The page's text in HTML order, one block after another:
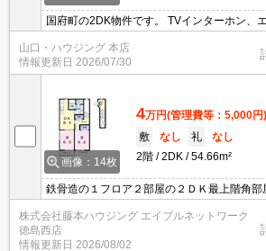
国府町の2DK物件です。 TVインターホン、
場、温水洗浄便座あります！ 是非一度お気
い。 お待ちしております。
山口・ハウジング 本店
情報更新日 2026/07/30
画像：14枚
4万円(管理費等：5,000円)
敷
なし 礼
なし
2階
2DK 54.66m²
鉄骨造の１フロア２部屋の２ＤＫ最上階角部
済み☆ウォシュレット、ＴＶインターホン付
エイ」まで約715ｍ。
株式会社藤本ハウジング エイブルネットワーク
徳島西店
情報更新日 2026/08/02